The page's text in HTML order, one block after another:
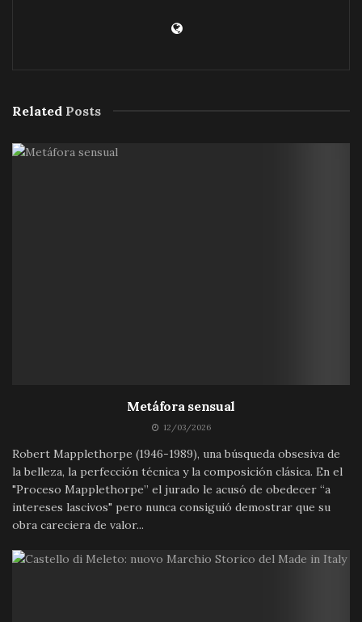
Related Posts
Metáfora sensual
12/03/2026
Robert Mapplethorpe (1946-1989), una búsqueda obsesiva de
la belleza, la perfección técnica y la composición clásica. En el
"Proceso Mapplethorpe” el jurado le acusó de obedecer “a
intereses lascivos" pero nunca consiguió demostrar que su
obra careciera de valor...